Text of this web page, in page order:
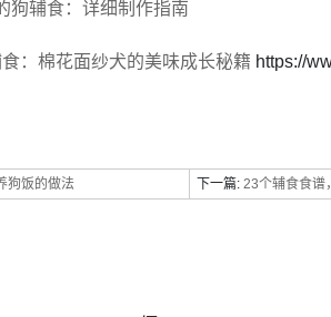
狗辅食：详细制作指南
：棉花面纱犬的美味成长秘籍 https://
狗饭的做法 下一篇: 23个辅食食谱